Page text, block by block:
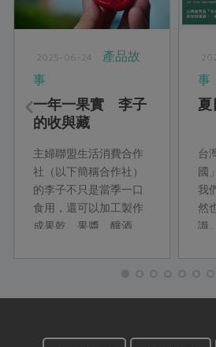
2025-06-24
產品故
事
一年一果實 李子
的收與藏
主婦聯盟生活消費合作
社（以下簡稱合作社）
的李子不只是當季一口
食用，還可以加工製作
成果乾、果醬、釀酒、
作社的西瓜李農友喻嘉
璧，分享客人的回饋：
把西瓜李拿去冷凍之後
事
夏
台
國
我
然
識
讓